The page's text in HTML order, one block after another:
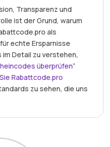
Transparenz und
ist der Grund, warum
als
echte Ersparnisse
Detail zu verstehen,
überprüfen“
Rabattcode.pro
zu sehen, die uns